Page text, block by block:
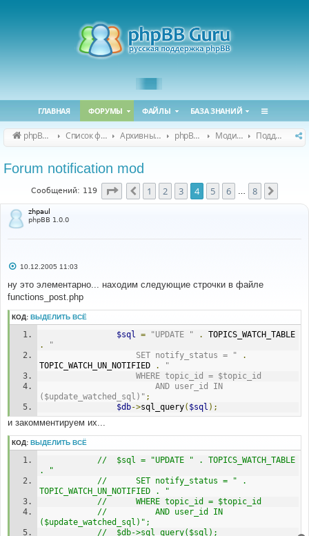
ГЛАВНАЯ ФОРУМЫ ФАЙЛЫ БАЗА ЗНАНИЙ
phpBB Guru Список форумов Архивные форумы phpBB 2.0.x (архив) Модификация phpBB 2.0.x Поддержка модов для phpBB 2.0.x
Forum notification mod
Сообщений: 119 Страница 4из8
Пред.
1 2 3 4 5 6 8
zhpaul
phpBB 1.0.0
С
о
б
щ
н
и
10.12.2005 11:03
ну это элементарно... находим следующие строчки в файле
functions_post.php
КОД: ВЫДЕЛИТЬ ВСЁ
$sql = "UPDATE " .
.
"
					SET notify_status = "
.
TOPIC_WATCH_UN_NOTIFIED
.
"
					WHERE topic_id = $topic_id
						AND user_id IN
($update_watched_sql)" ;
$db->sql_query( $sql );
и закомментируем их...
КОД: ВЫДЕЛИТЬ ВСЁ
//	$sql = "UPDATE " . TOPICS_WATCH_TABLE
. "
//		SET notify_status = " .
TOPIC_WATCH_UN_NOTIFIED . "
//		WHERE topic_id = $topic_id
//			AND user_id IN
($update_watched_sql)";
//	$db->sql_query($sql);